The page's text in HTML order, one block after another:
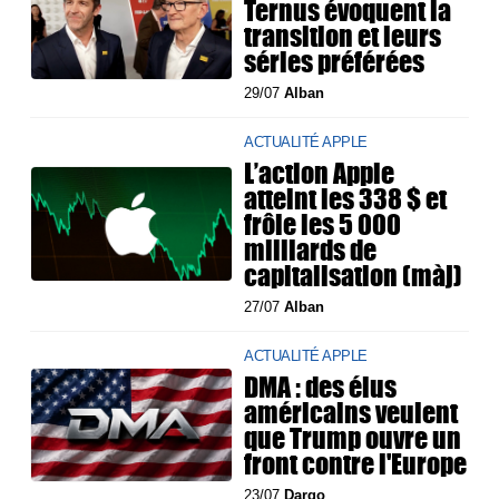
Ternus évoquent la
transition et leurs
séries préférées
29/07Alban
ACTUALITÉ APPLE
L’action Apple
atteint les 338 $ et
frôle les 5 000
milliards de
capitalisation (màj)
27/07Alban
ACTUALITÉ APPLE
DMA : des élus
américains veulent
que Trump ouvre un
front contre l'Europe
23/07Dargo